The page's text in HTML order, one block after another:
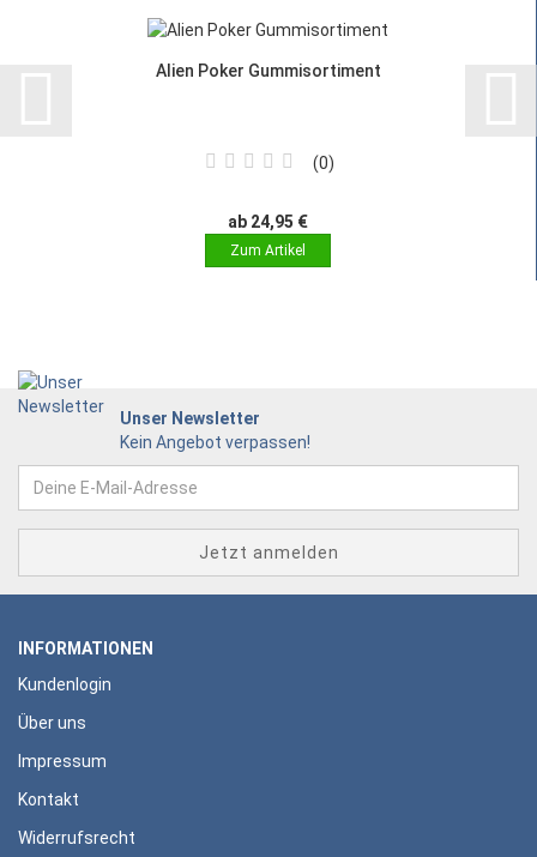
Alien Poker Gummisortiment
0
ab 24,95 €
Unser Newsletter
Kein Angebot verpassen!
INFORMATIONEN
Kundenlogin
Über uns
Impressum
Kontakt
Widerrufsrecht